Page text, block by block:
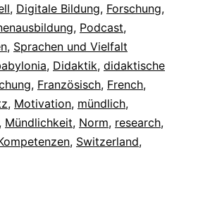
, Digitale Bildung, Forschung,
, Podcast,
, Sprachen und Vielfalt
, Didaktik, didaktische
, Französisch, French,
, Motivation, mündlich,
, Mündlichkeit, Norm, research,
, Switzerland,